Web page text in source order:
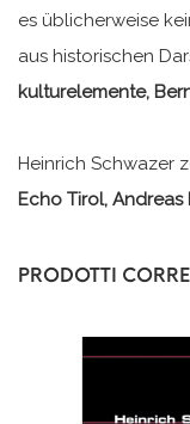
es üblicherweise
aus historischen
kulturelemente,
Heinrich Schwazer
Echo Tirol, Andreas
PRODOTTI